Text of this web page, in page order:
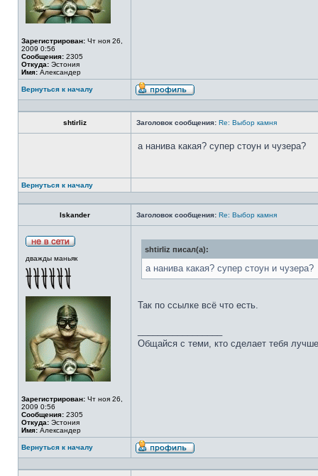
Зарегистрирован: Чт ноя 26,
2009 0:56
Сообщения: 2305
Откуда: Эстония
Имя: Александер
Вернуться к началу
shtirliz Заголовок сообщения: Re: Выбор камня
а нанива какая? супер стоун и чузера?
Вернуться к началу
Iskander Заголовок сообщения: Re: Выбор камня
дважды маньяк
Зарегистрирован: Чт ноя 26,
2009 0:56
Сообщения: 2305
Откуда: Эстония
Имя: Александер
shtirliz писал(а):
а нанива какая? супер стоун и чузера?
Так по ссылке всё что есть.
Общайся с теми, кто сделает тебя
Вернуться к началу